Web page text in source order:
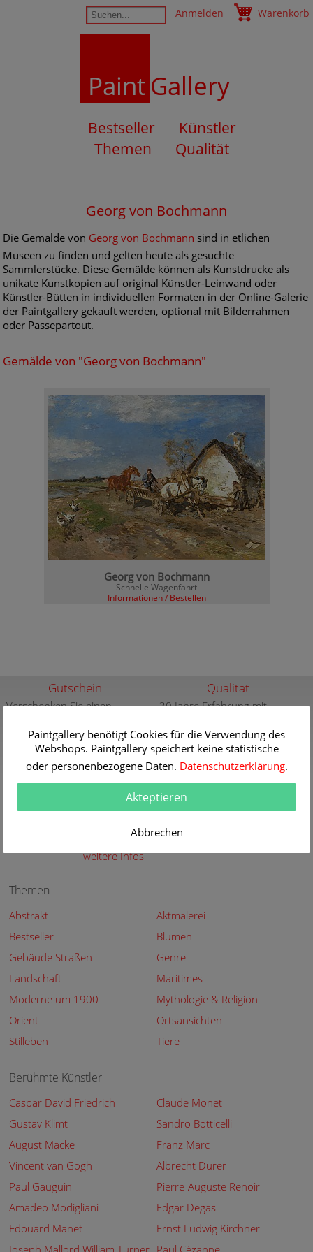
Anmelden Warenkorb
PaintGallery
Bestseller
Künstler
Themen
Qualität
Georg von Bochmann
Die Gemälde von Georg von Bochmann sind in etlichen
Museen zu finden und gelten heute als gesuchte
Sammlerstücke. Diese Gemälde können als Kunstdrucke als
unikate Kunstkopien auf original Künstler-Leinwand oder
Künstler-Bütten in individuellen Formaten in der Online-Galerie
der Paintgallery gekauft werden, optional mit Bilderrahmen
oder Passepartout.
Gemälde von "Georg von Bochmann"
Georg von Bochmann
Schnelle Wagenfahrt
Informationen / Bestellen
Gutschein
Verschenken Sie einen
hochwertige Kunstkopie
weitere Infos
Qualität
30 Jahre Erfahrung mit
Reproduktionen
weitere Infos
Aktuelle und neue
Aktuelle und neue Gemälde
weitere Infos
Sicher Kaufen - Sicher
Bezahlen
Themen
Abstrakt
Aktmalerei
Bestseller
Blumen
Gebäude Straßen
Genre
Landschaft
Maritimes
Moderne um 1900
Mythologie & Religion
Orient
Ortsansichten
Stilleben
Tiere
Berühmte Künstler
Caspar David Friedrich
Claude Monet
Gustav Klimt
Sandro Botticelli
August Macke
Franz Marc
Vincent van Gogh
Albrecht Dürer
Paul Gauguin
Pierre-Auguste Renoir
Amadeo Modigliani
Edgar Degas
Edouard Manet
Ernst Ludwig Kirchner
Joseph Mallord William Turner Paul Cézanne
Paintgallery benötigt Cookies für die Verwendung des
Webshops. Paintgallery speichert keine statistische
oder personenbezogene Daten. Datenschutzerklärung.
Akteptieren
Abbrechen